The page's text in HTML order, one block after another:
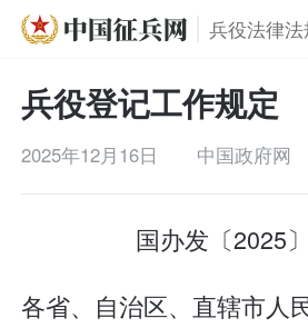
兵役法律
兵役登记工作规定
2025年12月16日 中国政府网
国办发〔2025
各省、自治区、直辖市人